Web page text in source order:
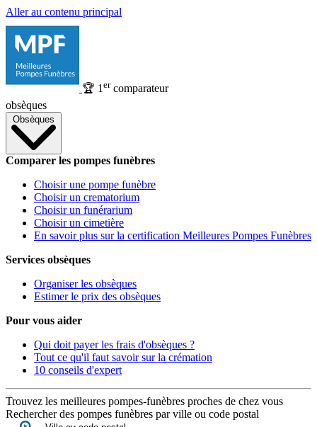
Aller au contenu principal
🏆 1 ercomparateur
obsèques
Obsèques
Comparer les pompes funèbres
Choisir une pompe funèbre
Choisir un crematorium
Choisir un funérarium
Choisir un cimetière
En savoir plus sur la certification Meilleures Pompes Funèbres
Services obsèques
Organiser les obsèques
Estimer le prix des obsèques
Pour vous aider
Qui doit payer les frais d'obsèques ?
Tout ce qu'il faut savoir sur la crémation
10 conseils d'expert
Trouvez les meilleures pompes-funèbres proches de chez vous
Rechercher des pompes funèbres par ville ou code postal